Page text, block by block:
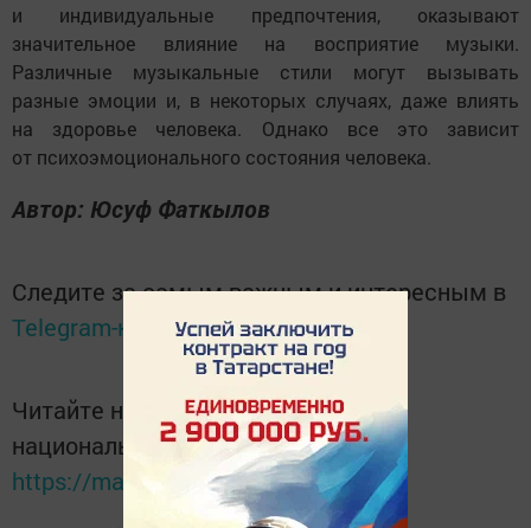
и индивидуальные предпочтения, оказывают
значительное влияние на восприятие музыки.
Различные музыкальные стили могут вызывать
разные эмоции и, в некоторых случаях, даже влиять
на здоровье человека. Однако все это зависит
от психоэмоционального состояния человека.
Автор: Юсуф Фаткылов
Следите за самым важным и интересным в
Telegram-каналеТатмедиа
Читайте новости Татарстана в
национальном мессенджере MАХ:
https://max.ru/tatmedia